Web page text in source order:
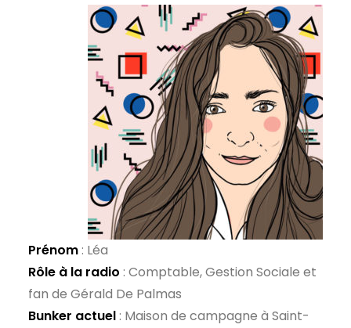
Prénom : Léa
Rôle à la radio : Comptable, Gestion Sociale et
fan de Gérald De Palmas
Bunker actuel : Maison de campagne à Saint-